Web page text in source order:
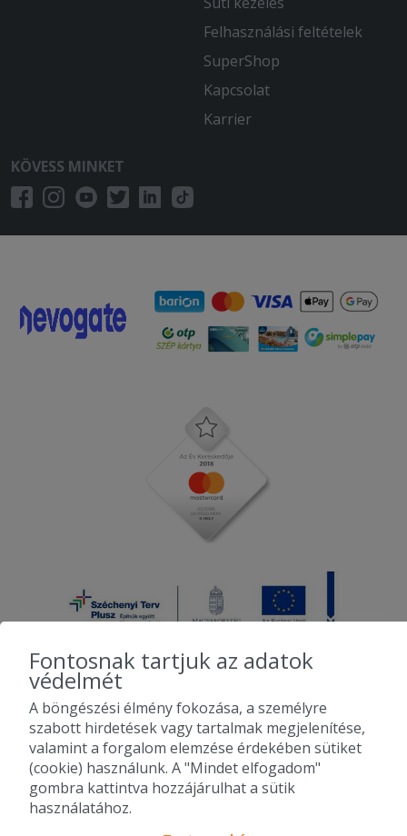
Felhasználási feltételek
SuperShop
Kapcsolat
Karrier
KÖVESS MINKET
2010-2026 Copyright - Falatozz.hu - Diston-line Kft.
Pizza, gyros, hamburger, menük kedvező áron, egy helyen az összes
étterem ajánlata.
Fontosnak tartjuk az adatok
védelmét
A böngészési élmény fokozása, a személyre
szabott hirdetések vagy tartalmak megjelenítése,
valamint a forgalom elemzése érdekében sütiket
(cookie) használunk. A "Mindet elfogadom"
gombra kattintva hozzájárulhat a sütik
használatához.